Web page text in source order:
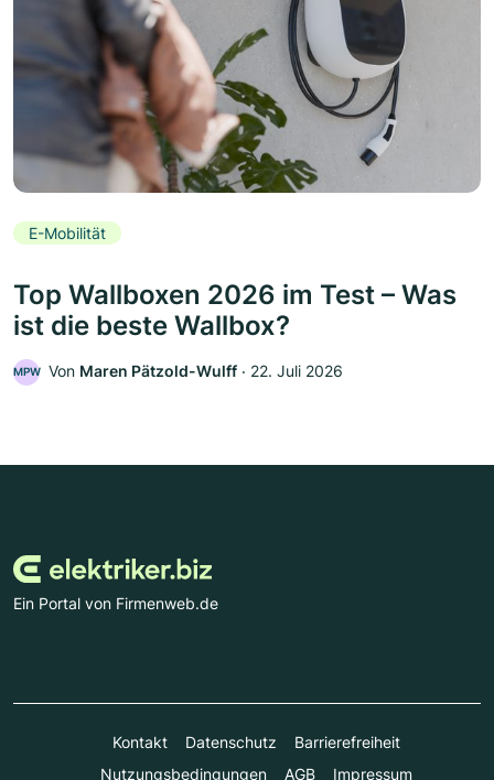
E-Mobilität
Top Wallboxen 2026 im Test – Was
ist die beste Wallbox?
MPW Von Maren Pätzold-Wulff ‧ 22. Juli 2026
Ein Portal von Firmenweb.de
Kontakt Datenschutz
Barrierefreiheit
Nutzungsbedingungen
AGB Impressum